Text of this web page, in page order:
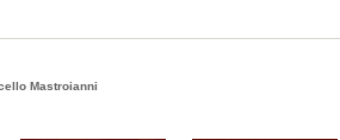
Mastroianni